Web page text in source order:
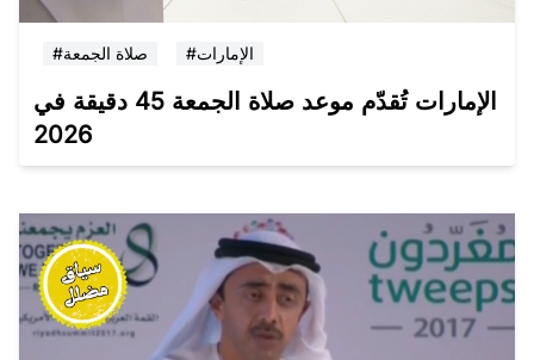
#صلاة الجمعة #الإمارات
الإمارات تُقدّم موعد صلاة الجمعة 45 دقيقة في
2026